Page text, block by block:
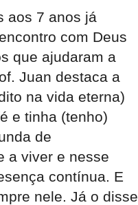
aos 7 anos já
com Deus
que ajudaram a
Juan destaca a
na vida eterna)
e tinha (tenho)
de
a viver e nesse
contínua. E
nele. Já o disse